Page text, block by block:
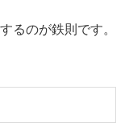
るのが鉄則です。